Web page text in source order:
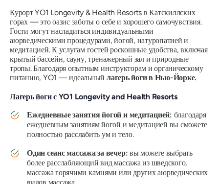
Курорт YO1 Longevity & Health Resorts в Катскиллских
горах — это оазис заботы о себе и хорошего самочувствия.
Гости могут насладиться индивидуальными
аюрведическими процедурами, йогой, натуропатией и
медитацией. К услугам гостей роскошные удобства, включая
крытый бассейн, сауну, тренажерный зал и природные
тропы. Благодаря опытным инструкторам и органическому
питанию, YO1 — идеальный лагерь йоги в Нью-Йорке.
Лагерь йоги с YO1 Longevity and Health Resorts
Ежедневные занятия йогой и медитацией: благодаря
ежедневным занятиям йогой и медитацией вы сможете
полностью расслабить ум и тело.
Один сеанс массажа за вечер:вы можете выбрать
более расслабляющий вид массажа из шведского,
массажа горячими камнями или других аюрведических